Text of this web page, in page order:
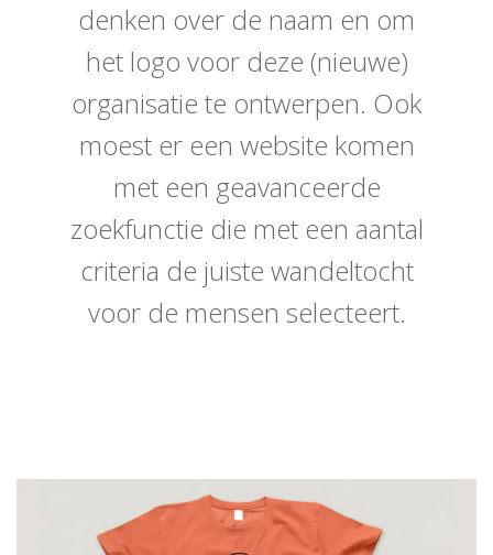
denken over de naam en om
het logo voor deze (nieuwe)
organisatie te ontwerpen. Ook
moest er een website komen
met een geavanceerde
zoekfunctie die met een aantal
criteria de juiste wandeltocht
voor de mensen selecteert.